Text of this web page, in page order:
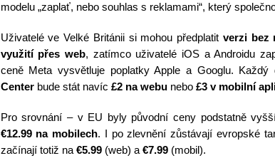
modelu „zaplať, nebo souhlas s reklamami“, který
Uživatelé ve Velké Británii si mohou předplatit verzi bez
využití přes web, zatímco uživatelé iOS a Androidu
ceně Meta vysvětluje poplatky Apple a Googlu.
Centerbude stát navíc £2 na webunebo £3 v mobilní
Pro srovnání – v EU byly původní ceny podstatně
€12.99 na mobilech. I po zlevnění zůstávají evropské
začínají totiž na €5.99(web) a €7.99(mobil).